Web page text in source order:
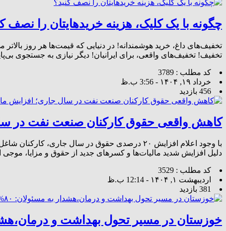
چگونه با یک کلیک، هزینه خریدهایتان را نصف
تخفیف‌های داغ، خرید هوشمندانه! در دنیایی که قیمت‌ها هر روز
تخفیف! تخفیف‌های واقعی، برای ایرانیان! دیگر نیازی به جستجوی
کد مطلب : 3789
خرداد ۱۹, ۱۴۰۴ - 3:56 ب.ظ
456 بازدید
کاهش واقعی حقوق کارکنان صنعت نفت در
با وجود اعلام افزایش ۲۰ درصدی حقوق در سال
دلیل افزایش شدید مالیات‌ها و کسرهای جدید از حقوق و مزایا،
کد مطلب : 3529
اردیبهشت ۱, ۱۴۰۴ - 12:14 ب.ظ
381 بازدید
خوزستان در مسیر تحول بهداشت و درمان،هشدار به مسئولان: ۸۰%